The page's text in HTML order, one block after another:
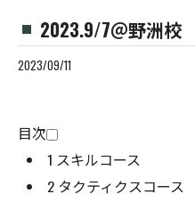
2023.9/7＠野洲校
2023/09/11
目次
1 スキルコース
2タクティクスコース